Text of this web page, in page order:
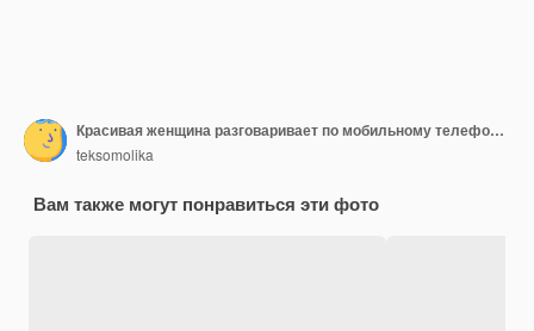
Красивая женщина разговаривает по мобильному телефону на кухне у себя дома
teksomolika
Вам также могут понравиться эти фото